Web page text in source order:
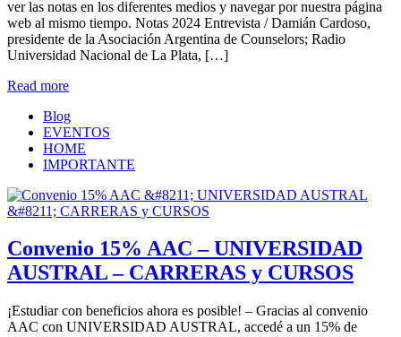
ver las notas en los diferentes medios y navegar por nuestra página
web al mismo tiempo. Notas 2024 Entrevista / Damián Cardoso,
presidente de la Asociación Argentina de Counselors; Radio
Universidad Nacional de La Plata, […]
Read more
Blog
EVENTOS
HOME
IMPORTANTE
Convenio 15% AAC – UNIVERSIDAD
AUSTRAL – CARRERAS y CURSOS
¡Estudiar con beneficios ahora es posible! – Gracias al convenio
AAC con UNIVERSIDAD AUSTRAL, accedé a un 15% de